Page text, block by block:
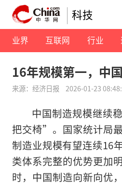
科技
业界 互联网 行业
16年规模第一，中
来源：经济日报 2026-01-23
中国制造规模继续
把交椅”。国家统计局
制造业规模有望连续16
类体系完整的优势更加
时，中国制造向新向优